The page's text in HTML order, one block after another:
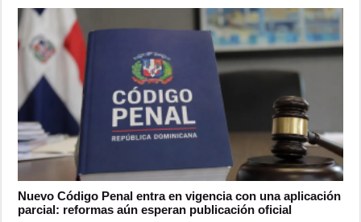
Nuevo Código Penal entra en vigencia con una aplicación
parcial: reformas aún esperan publicación oficial